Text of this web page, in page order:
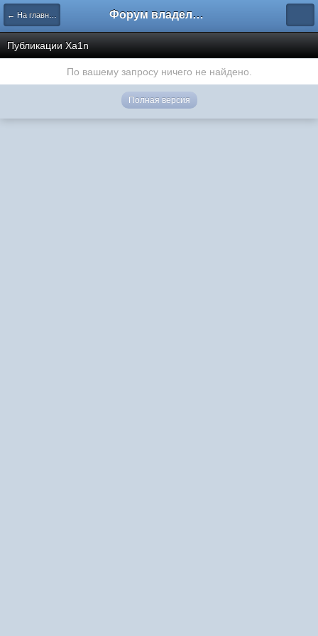
← На главную Форум владельцев интернет-магазинов
Публикации Xa1n
По вашему запросу ничего не найдено.
Полная версия